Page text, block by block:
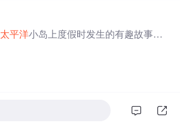
太平洋小岛上度假时发生的有趣故事，